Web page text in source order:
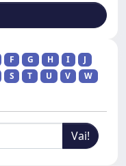
F G H I
J
S T U V
W